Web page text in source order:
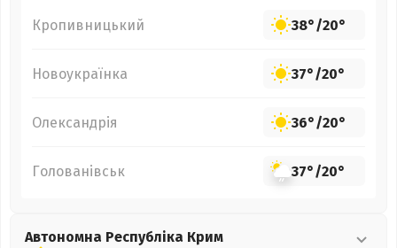
Кропивницький 38°/20°
Новоукраїнка 37°/20°
Олександрія 36°/20°
Голованівськ 37°/20°
Автономна Республіка Крим